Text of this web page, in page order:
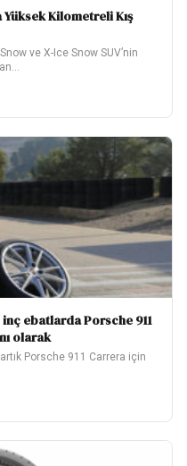
Kilometreli Kış
ve X-Ice Snow SUV’nin
ebatlarda Porsche 911
olarak
Porsche 911 Carrera için